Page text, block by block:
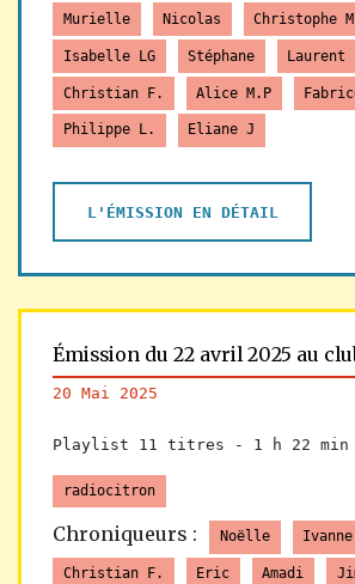
Murielle Nicolas Christophe
Isabelle LG Stéphane Laurent
Christian F. Alice M.P
Philippe L. Eliane J
L'ÉMISSION EN DÉTAIL
Émission du 22 avril 2025 au
20 Mai 2025
Playlist 11 titres - 1 h 22 min
radiocitron
Chroniqueurs : Noëlle Ivanne
Christian F. Eric Amadi